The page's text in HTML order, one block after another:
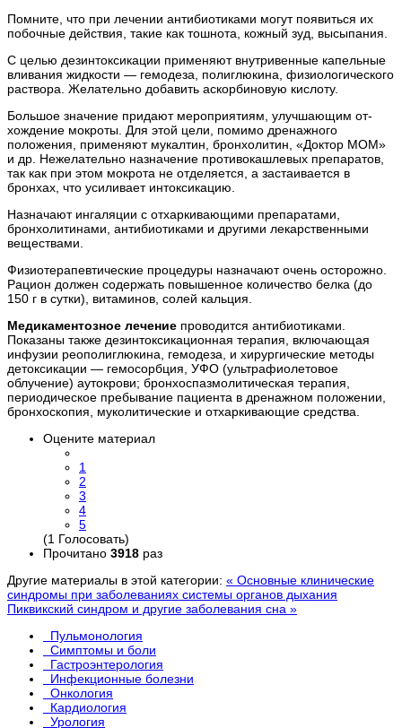
Помните, что при лечении антибиотиками могут появиться их
побочные действия, такие как тошнота, кожный зуд, высыпания.
С целью дезинтоксикации применяют внутривенные капельные
вливания жидкости — гемодеза, полиглюкина, физиологического
раствора. Желательно добавить аскорбиновую кислоту.
Большое значение придают мероприятиям, улучшающим от-
хождение мокроты. Для этой цели, помимо дренажного
положения, применяют мукалтин, бронхолитин, «Доктор МОМ»
и др. Нежелательно назначение противокашлевых препаратов,
так как при этом мокрота не отделяется, а застаивается в
бронхах, что усиливает интоксикацию.
Назначают ингаляции с отхаркивающими препаратами,
бронхолитинами, антибиотиками и другими лекарственными
веществами.
Физиотерапевтические процедуры назначают очень осторожно.
Рацион должен содержать повышенное количество белка (до
150 г в сутки), витаминов, солей кальция.
Медикаментозное лечение проводится антибиотиками.
Показаны также дезинтоксикационная терапия, включающая
инфузии реополиглюкина, гемодеза, и хирургические методы
детоксикации — гемосорбция, УФО (ультрафиолетовое
облучение) аутокрови; бронхоспазмолитическая терапия,
периодическое пребывание пациента в дренажном положении,
бронхоскопия, муколитические и отхаркивающие средства.
Оцените материал
1
2
3
4
5
(1 Голосовать)
Прочитано 3918 раз
Другие материалы в этой категории: « Основные клинические
синдромы при заболеваниях системы органов дыхания
Пиквикский синдром и другие заболевания сна »
Пульмонология
Симптомы и боли
Гастроэнтерология
Инфекционные болезни
Онкология
Кардиология
Урология